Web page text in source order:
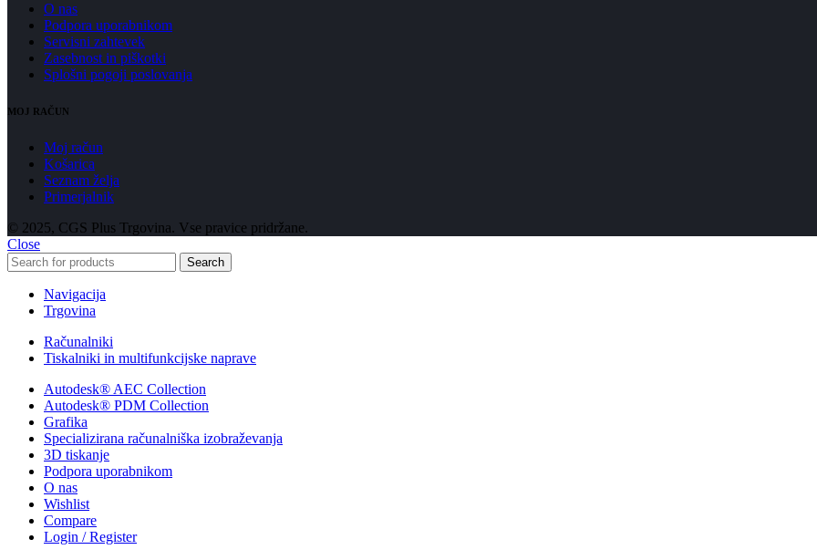
O nas
Podpora uporabnikom
Servisni zahtevek
Zasebnost in piškotki
Splošni pogoji poslovanja
MOJ RAČUN
Moj račun
Košarica
Seznam želja
Primerjalnik
© 2025, CGS Plus Trgovina. Vse pravice pridržane.
Close
Search
Navigacija
Trgovina
Računalniki
Tiskalniki in multifunkcijske naprave
Autodesk® AEC Collection
Autodesk® PDM Collection
Grafika
Specializirana računalniška izobraževanja
3D tiskanje
Podpora uporabnikom
O nas
Wishlist
Compare
Login / Register